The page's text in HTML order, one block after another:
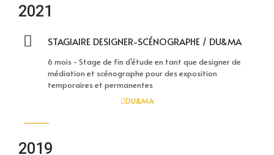
2021
STAGIAIRE DESIGNER-SCÉNOGRAPHE / DU&MA
6 mois - Stage de fin d'étude en tant que designer de
médiation et scénographe pour des exposition
temporaires et permanentes
DU&MA
2019